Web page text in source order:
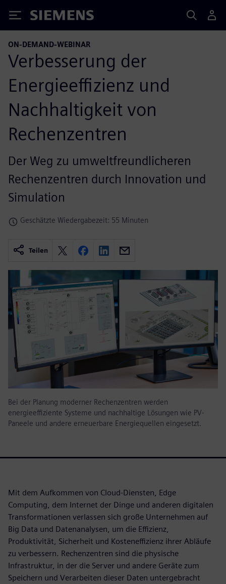
Siemens
ON-DEMAND-WEBINAR
Verbesserung der
Energieeffizienz und
Nachhaltigkeit von
Rechenzentren
Der Weg zu umweltfreundlicheren
Rechenzentren durch Innovation und
Simulation
Geschätzte Wiedergabezeit: 55 Minuten
Teilen
Bei der Planung moderner Rechenzentren werden
energieeffiziente Systeme und nachhaltige Lösungen wie PV-
Paneele und andere erneuerbare Energiequellen eingesetzt.
Mit dem Aufkommen von Cloud-Diensten, Edge
Computing, dem Internet der Dinge und anderen digitalen
Transformationen verlassen sich große Unternehmen auf
Big Data und Datenanalysen, um die Effizienz,
Produktivität, Sicherheit und Kosteneffizienz ihrer Abläufe
zu verbessern. Rechenzentren sind die physische
Infrastruktur, in der die Server und andere Geräte zum
Speichern und Verarbeiten dieser Daten untergebracht